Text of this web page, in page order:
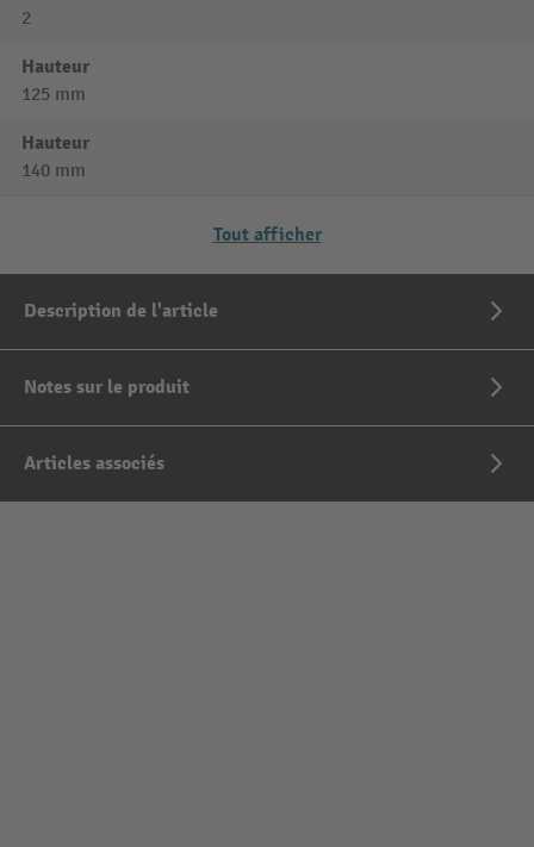
2
Hauteur
125 mm
Hauteur
140 mm
Tout afficher
Description de l'article
Notes sur le produit
Articles associés